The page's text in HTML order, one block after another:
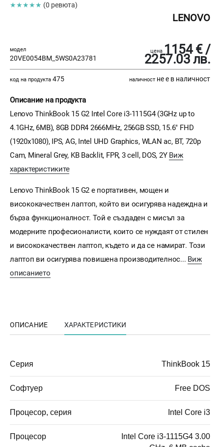
★★★★★ (0 ревюта)
LENOVO
модел
20VE0054BM_5WS0A23781
цена 1154 € /
2257.03 лв.
код на продукта 475 наличност не е в наличност
Описание на продукта
Lenovo ThinkBook 15 G2 Intel Core i3-1115G4 (3GHz up to
4.1GHz, 6MB), 8GB DDR4 2666MHz, 256GB SSD, 15.6" FHD
(1920x1080), IPS, AG, Intel UHD Graphics, WLAN ac, BT, 720p
Cam, Mineral Grey, KB Backlit, FPR, 3 cell, DOS, 2Y Виж
характеристиките
Lenovo ThinkBook 15 G2 е портативен, мощен и
висококачествен лаптоп, който ви осигурява надеждна и
бърза функционалност. Той е създаден с мисъл за
модерните професионалисти, които се нуждаят от стилен
и висококачествен лаптоп, където и да се намират. Този
лаптоп ви осигурява повишена производителнос... Виж
описанието
ОПИСАНИЕ ХАРАКТЕРИСТИКИ
Серия ThinkBook 15
Софтуер Free DOS
Процесор, серия Intel Core i3
Процесор
Intel Core i3-1115G4 3.00